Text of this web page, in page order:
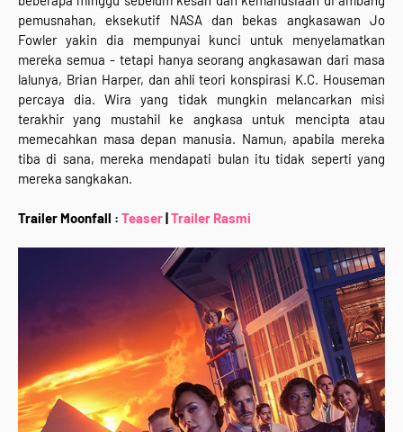
pemusnahan, eksekutif NASA dan bekas angkasawan Jo
Fowler yakin dia mempunyai kunci untuk menyelamatkan
mereka semua - tetapi hanya seorang angkasawan dari masa
lalunya, Brian Harper, dan ahli teori konspirasi K.C. Houseman
percaya dia. Wira yang tidak mungkin melancarkan misi
terakhir yang mustahil ke angkasa untuk mencipta atau
memecahkan masa depan manusia. Namun, apabila mereka
tiba di sana, mereka mendapati bulan itu tidak seperti yang
mereka sangkakan.
Trailer Moonfall : Teaser Trailer Rasmi